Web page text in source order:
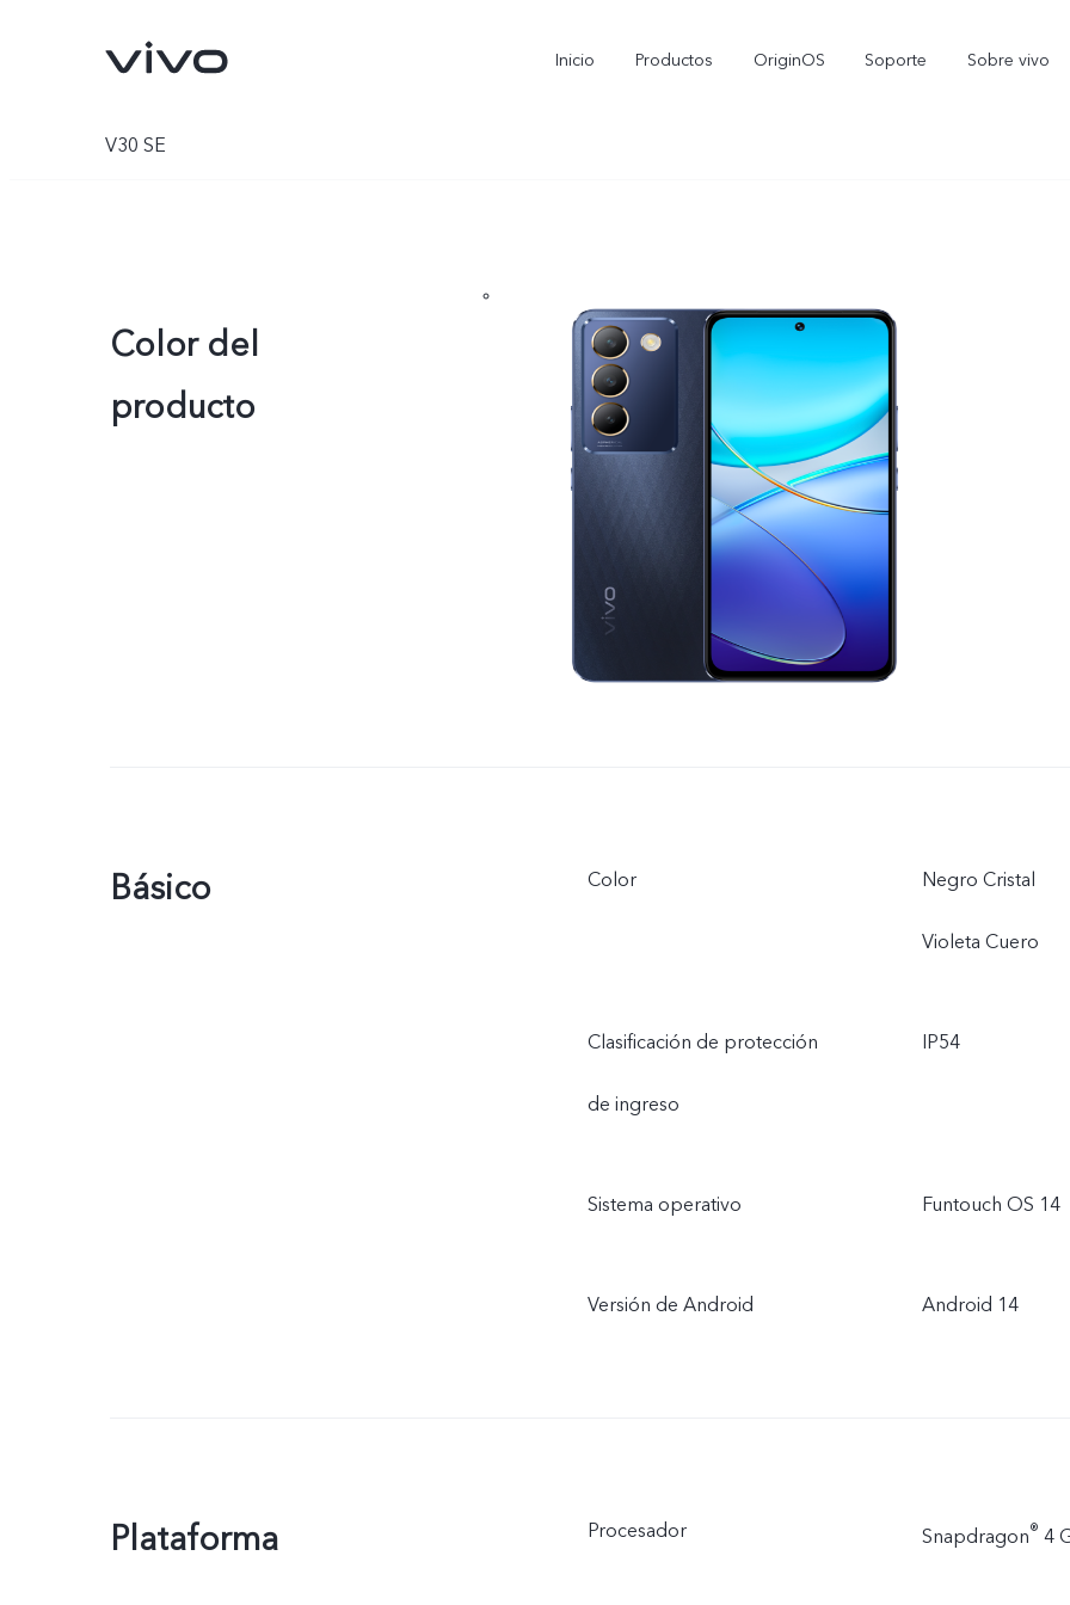
Inicio Productos OriginOS Soporte Sobre vivo
V30 SE
Color del
producto
Básico Color Negro Cristal
Violeta Cuero
Clasificación de protección
de ingreso
IP54
Sistema operativo Funtouch OS 14
Versión de Android Android 14
Plataforma Procesador Snapdragon® 4